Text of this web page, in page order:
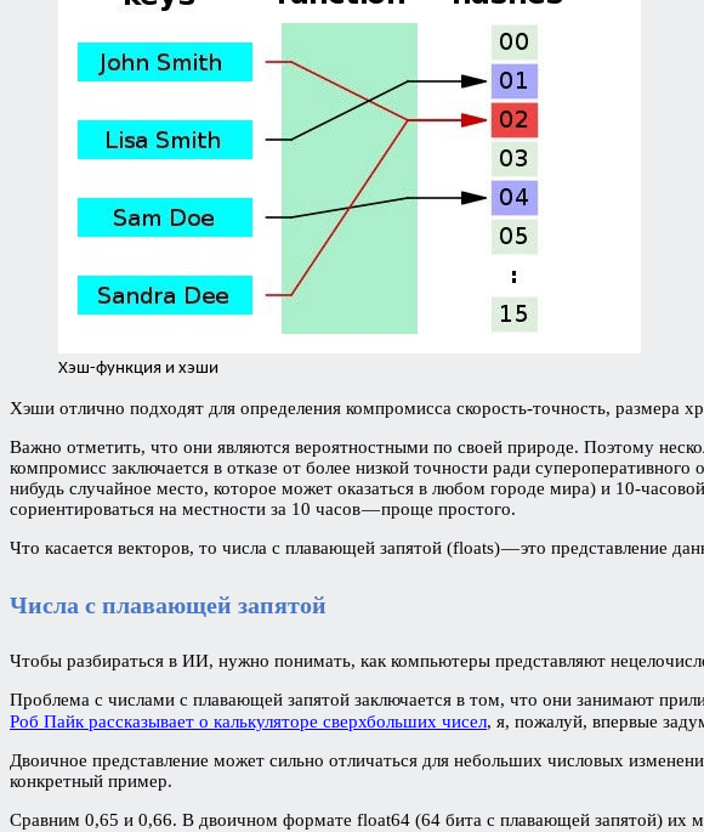
Хэш-функция и хэши
Хэши отлично подходят для определения компромисса скорость-точность, размера
Важно отметить, что они являются вероятностными по своей природе. Поэтому
компромисс заключается в отказе от более низкой точности ради
нибудь случайное место, которое может оказаться в любом городе мира) и 10-
сориентироваться на местности за 10 часов — проще простого.
Что касается векторов, то числа с плавающей запятой (floats) — это
Числа с плавающей запятой
Чтобы разбираться в ИИ, нужно понимать, как компьютеры представляют
Проблема с числами с плавающей запятой заключается в том, что они занимают
Роб Пайк рассказывает о калькуляторе сверхбольших чисел, я, пожалуй, впервые
Двоичное представление может сильно отличаться для небольших числовых
конкретный пример.
Сравним 0,65 и 0,66. В двоичном формате float64 (64 бита с плавающей запятой) их